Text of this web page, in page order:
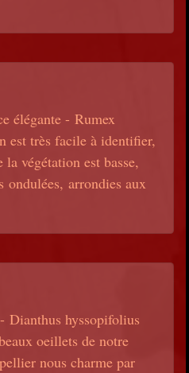
élégante - Rumex
est très facile à identifier,
végétation est basse,
ondulées, arrondies aux
hyssopifolius
oeillets de notre
nous charme par